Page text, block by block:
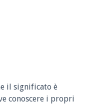
il significato è
conoscere i propri